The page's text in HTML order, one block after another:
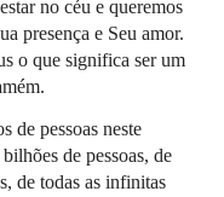
no céu e queremos
presença e Seu amor.
o que significa ser um
de pessoas neste
de pessoas, de
de todas as infinitas